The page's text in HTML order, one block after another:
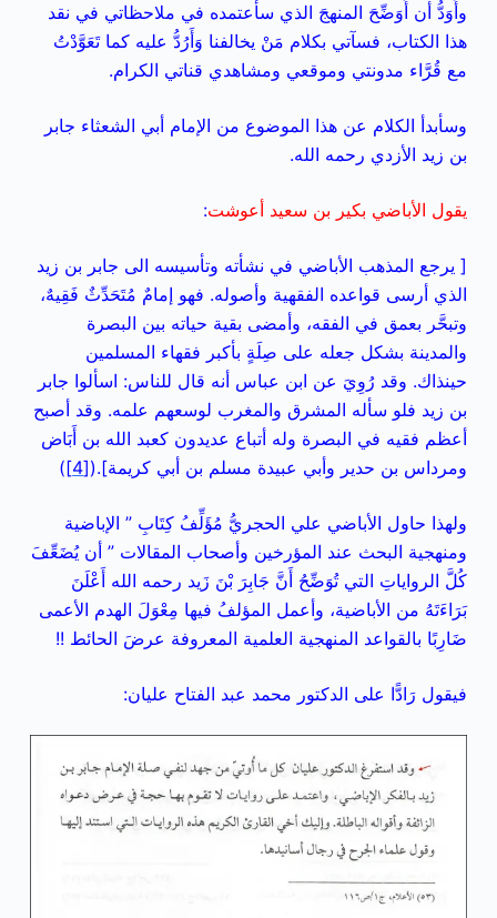
وأَوَدُّ أن أُوَضِّحَ المنهجَ الذي سأعتمده في ملاحظاتي في نقد
هذا الكتاب، فسآتي بكلام مَنْ يخالفنا وَأَرُدُّ عليه كما تَعَوَّدْتُ
مع قُرَّاء مدونتي وموقعي ومشاهدي قناتي الكرام.
وسأبدأ الكلام عن هذا الموضوع من الإمام أبي الشعثاء جابر
بن زيد الأزدي رحمه الله.
يقول الأباضي بكير بن سعيد أعوشت:
[ يرجع المذهب الأباضي في نشأته وتأسيسه الى جابر بن زيد
الذي أرسى قواعده الفقهية وأصوله. فهو إمامٌ مُتَحَدِّثٌ فَقِيهٌ،
وتبحَّر بعمق في الفقه، وأمضى بقية حياته بين البصرة
والمدينة بشكل جعله على صِلَةٍ بأكبر فقهاء المسلمين
حينذاك. وقد رُوِيَ عن ابن عباس أنه قال للناس: اسألوا جابر
بن زيد فلو سأله المشرق والمغرب لوسعهم علمه. وقد أصبح
أعظم فقيه في البصرة وله أتباع عديدون كعبد الله بن أَبَاض
ومرداس بن حدير وأبي عبيدة مسلم بن أبي كريمة].([4]
)
ولهذا حاول الأباضي علي الحجريُّ مُؤَلِّفُ كِتَابِ ” الإباضية
ومنهجية البحث عند المؤرخين وأصحاب المقالات ” أن يُضَعِّفَ
كُلَّ الرواياتِ التي تُوَضِّحُ أَنَّ جَابِرَ بْنَ زَيد رحمه الله أَعْلَنَ
بَرَاءَتَهُ من الأباضية، وأعمل المؤلفُ فيها مِعْوَلَ الهدم الأعمى
ضَارِبًا بالقواعد المنهجية العلمية المعروفة عرضَ الحائط !!
فيقول رَادًّا على الدكتور محمد عبد الفتاح عليان: